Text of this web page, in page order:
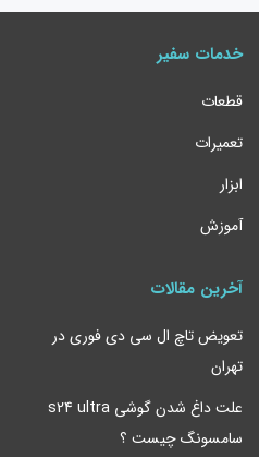
خدمات سفیر
قطعات
تعمیرات
ابزار
آموزش
آخرین مقالات
تعویض تاچ ال سی دی فوری در
تهران
علت داغ شدن گوشی s24 ultra
سامسونگ چیست ؟